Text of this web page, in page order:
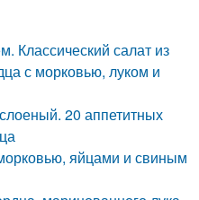
Классический салат из
с морковью, луком и
20 аппетитных
яйцами и свиным